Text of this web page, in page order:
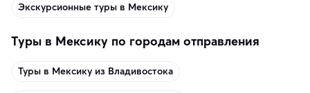
Экскурсионные туры в Мексику
Туры в Мексику по городам отправления
Туры в Мексику из Владивостока